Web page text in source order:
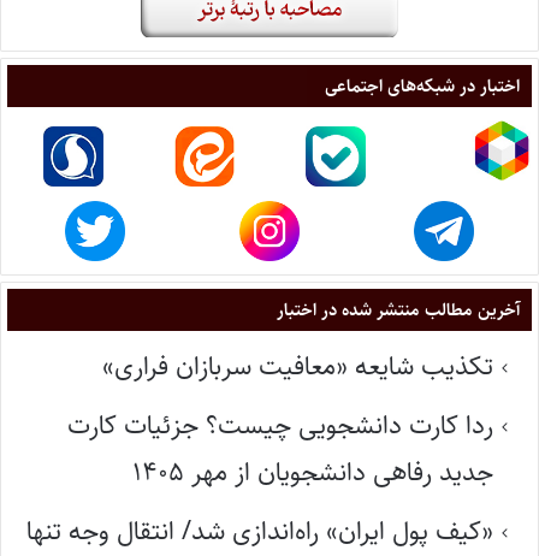
اختبار در شبکه‌های اجتماعی
آخرین مطالب منتشر شده در اختبار
تکذیب شایعه «معافیت سربازان فراری»
ردا کارت دانشجویی چیست؟ جزئیات کارت
جدید رفاهی دانشجویان از مهر ۱۴۰۵
«کیف پول ایران» راه‌اندازی شد/ انتقال وجه تنها